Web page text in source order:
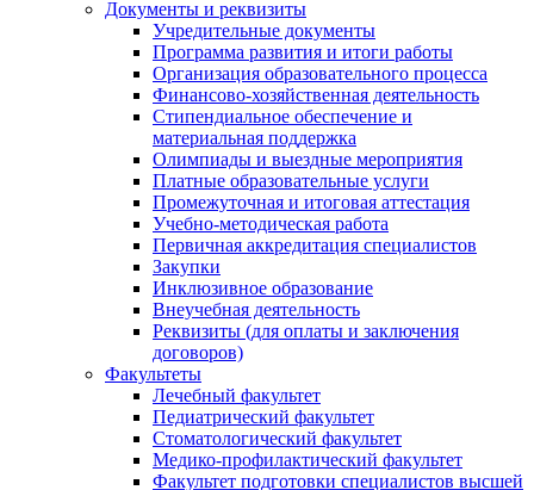
Документы и реквизиты
Учредительные документы
Программа развития и итоги работы
Организация образовательного процесса
Финансово-хозяйственная деятельность
Стипендиальное обеспечение и
материальная поддержка
Олимпиады и выездные мероприятия
Платные образовательные услуги
Промежуточная и итоговая аттестация
Учебно-методическая работа
Первичная аккредитация специалистов
Закупки
Инклюзивное образование
Внеучебная деятельность
Реквизиты (для оплаты и заключения
договоров)
Факультеты
Лечебный факультет
Педиатрический факультет
Стоматологический факультет
Медико-профилактический факультет
Факультет подготовки специалистов высшей